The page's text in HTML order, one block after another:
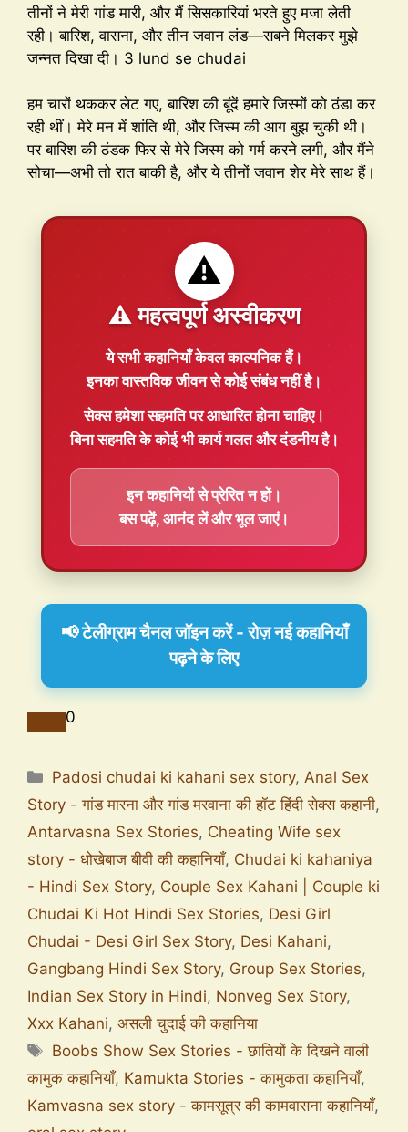
तीनों ने मेरी गांड मारी, और मैं सिसकारियां भरते हुए मजा लेती
रही। बारिश, वासना, और तीन जवान लंड—सबने मिलकर मुझे
जन्नत दिखा दी। 3 lund se chudai
हम चारों थककर लेट गए, बारिश की बूंदें हमारे जिस्मों को ठंडा कर
रही थीं। मेरे मन में शांति थी, और जिस्म की आग बुझ चुकी थी।
पर बारिश की ठंडक फिर से मेरे जिस्म को गर्म करने लगी, और मैंने
सोचा—अभी तो रात बाकी है, और ये तीनों जवान शेर मेरे साथ हैं।
⚠️
⚠️ महत्वपूर्ण अस्वीकरण
ये सभी कहानियाँकेवल काल्पनिकहैं।
इनका वास्तविक जीवन से कोई संबंध नहीं है।
सेक्स हमेशासहमतिपर आधारित होना चाहिए।
बिना सहमति के कोई भी कार्य गलत और दंडनीय है।
इन कहानियों से प्रेरित न हों।
बस पढ़ें, आनंद लें और भूल जाएं।
📢 टेलीग्राम चैनल जॉइन करें - रोज़ नई कहानियाँ
पढ़ने के लिए
0
Padosi chudai ki kahani sex story,Anal Sex
Story - गांड मारना और गांड मरवाना की हॉट हिंदी सेक्स कहानी,
Antarvasna Sex Stories, Cheating Wife sex
story - धोखेबाज बीवी की कहानियाँ, Chudai ki kahaniya
- Hindi Sex Story, Couple Sex Kahani | Couple ki
Chudai Ki Hot Hindi Sex Stories, Desi Girl
Chudai - Desi Girl Sex Story, Desi Kahani,
Gangbang Hindi Sex Story, Group Sex Stories,
Indian Sex Story in Hindi, Nonveg Sex Story,
Xxx Kahani, असली चुदाई की कहानिया
Boobs Show Sex Stories - छातियों के दिखने वाली
कामुक कहानियाँ, Kamukta Stories - कामुकता कहानियाँ,
Kamvasna sex story - कामसूत्र की कामवासना कहानियाँ,